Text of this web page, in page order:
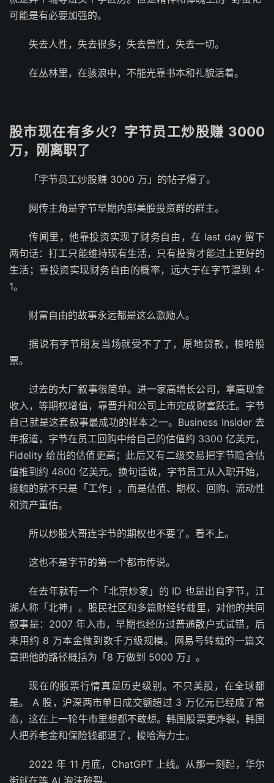
可能是有必要加强的。
失去人性，失去很多；失去兽性，失去一切。
在丛林里，在骇浪中，不能光靠书本和礼貌活着。
股市现在有多火？字节员工炒股赚 3000
万，刚离职了
「字节员工炒股赚 3000 万」的帖子爆了。
网传主角是字节早期内部美股投资群的群主。
传闻里，他靠投资实现了财务自由，在 last day 留下
两句话：打工只能维持现有生活，只有投资才能过上更好的
生活；靠投资实现财务自由的概率，远大于在字节混到 4-
1。
财富自由的故事永远都是这么激励人。
据说有字节朋友当场就受不了了，原地贷款，梭哈股
票。
过去的大厂叙事很简单。进一家高增长公司，拿高现金
收入，等期权增值，靠晋升和公司上市完成财富跃迁。字节
自己就是这套叙事最成功的样本之一。Business Insider 去
年报道，字节在员工回购中给自己的估值约 3300 亿美元，
Fidelity 给出的估值更高；此后又有二级交易把字节隐含估
值推到约 4800 亿美元。换句话说，字节员工从入职开始，
接触的就不只是「工作」，而是估值、期权、回购、流动性
和资产重估。
所以炒股大哥连字节的期权也不要了。看不上。
这也不是字节的第一个都市传说。
在去年就有一个「北京炒家」的 ID 也是出自字节，江
湖人称「北神」。股民社区和多篇财经转载里，对他的共同
叙事是：2007 年入市，早期也经历过普通散户式试错，后
来用约 8 万本金做到数千万级规模。网易号转载的一篇文
章把他的路径概括为「8 万做到 5000 万」。
现在的股票行情真是历史级别。不只美股，在全球都
是。 A 股，沪深两市单日成交额超过 3 万亿元已经成了常
态，这在上一轮牛市里想都不敢想。韩国股票更炸裂，韩国
人把养老金和保险钱都退了，梭哈海力士。
2022 年 11 月底，ChatGPT 上线。从那一刻起，华尔
街就在等 AI 泡沫破裂。